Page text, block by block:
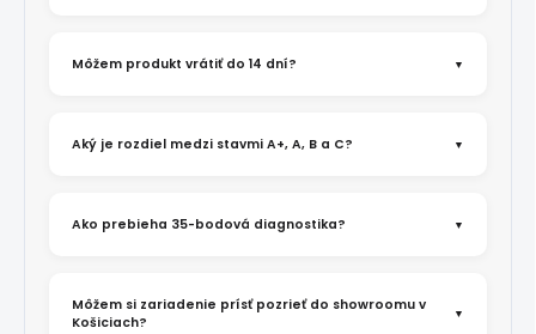
Môžem produkt vrátiť do 14 dní?
Aký je rozdiel medzi stavmi A+, A, B a C?
Ako prebieha 35-bodová diagnostika?
Môžem si zariadenie prísť pozrieť do showroomu v
Košiciach?